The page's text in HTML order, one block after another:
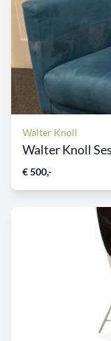
Walter Knoll
Walter Knoll
€ 500,-